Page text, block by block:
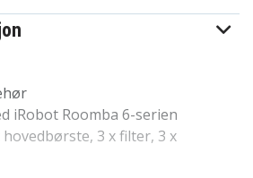
iRobot Roomba 6-serien
3 x filter, 3 x